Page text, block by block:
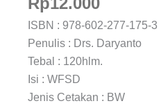
ISBN : 978-602-277-175-3
Penulis : Drs. Daryanto
Tebal : 120hlm.
Isi : WFSD
Jenis Cetakan : BW